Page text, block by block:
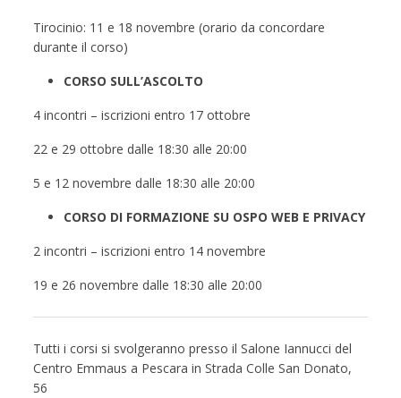
Tirocinio: 11 e 18 novembre (orario da concordare
durante il corso)
CORSO SULL’ASCOLTO
4 incontri – iscrizioni entro 17 ottobre
22 e 29 ottobre dalle 18:30 alle 20:00
5 e 12 novembre dalle 18:30 alle 20:00
CORSO DI FORMAZIONE SU OSPO WEB E PRIVACY
2 incontri – iscrizioni entro 14 novembre
19 e 26 novembre dalle 18:30 alle 20:00
Tutti i corsi si svolgeranno presso il Salone Iannucci del
Centro Emmaus a Pescara in Strada Colle San Donato,
56